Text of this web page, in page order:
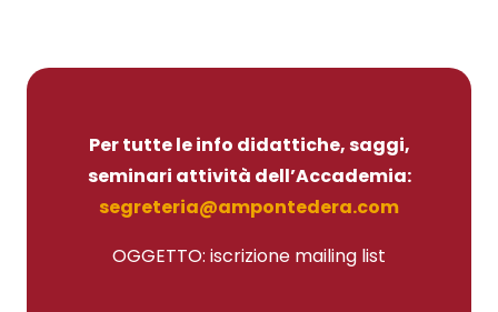
Per tutte le info didattiche, saggi,
seminari attività dell’Accademia:
segreteria@ampontedera.com
OGGETTO: iscrizione mailing list